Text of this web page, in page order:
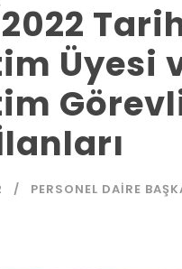
Üyesi
PERSONEL DAIRE